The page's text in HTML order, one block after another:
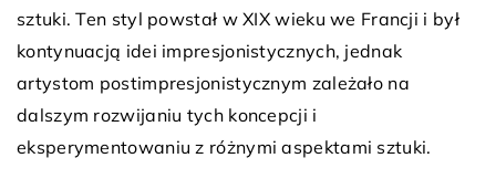
sztuki. Ten styl powstał w XIX wieku we Francji i był
kontynuacją idei impresjonistycznych, jednak
artystom postimpresjonistycznym zależało na
dalszym rozwijaniu tych koncepcji i
eksperymentowaniu z różnymi aspektami sztuki.